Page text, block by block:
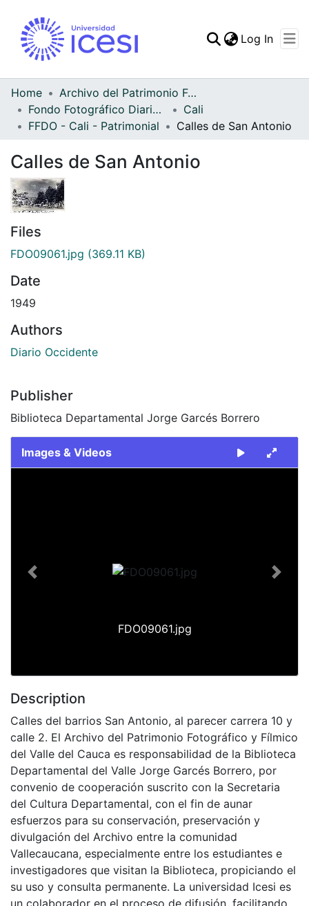
Statistics
Log In
Home
Archivo del Patrimonio Fotográfico y Fílmico del Valle del Cauca
Fondo Fotográfico Diario Occidente
Cali
FFDO - Cali - Patrimonial
Calles de San Antonio
Calles de San Antonio
Files
FDO09061.jpg (369.11 KB)
Date
1949
Authors
Diario Occidente
Publisher
Biblioteca Departamental Jorge Garcés Borrero
Images & Videos
FDO09061.jpg
Previous Next
Description
Calles del barrios San Antonio, al parecer carrera 10 y
calle 2. El Archivo del Patrimonio Fotográfico y Fílmico
del Valle del Cauca es responsabilidad de la Biblioteca
Departamental del Valle Jorge Garcés Borrero, por
convenio de cooperación suscrito con la Secretaria
del Cultura Departamental, con el fin de aunar
esfuerzos para su conservación, preservación y
divulgación del Archivo entre la comunidad
Vallecaucana, especialmente entre los estudiantes e
investigadores que visitan la Biblioteca, propiciando el
su uso y consulta permanente. La universidad Icesi es
un colaborador en el proceso de difusión, facilitando